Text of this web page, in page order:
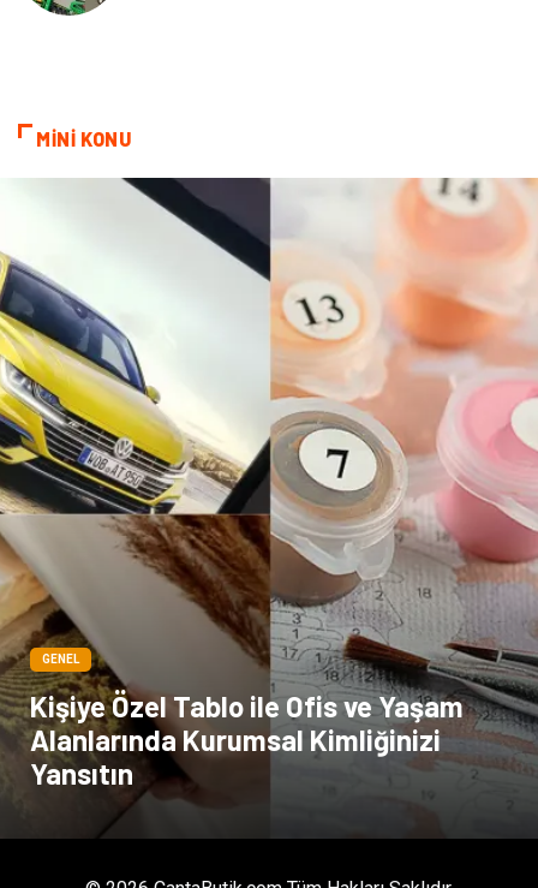
Bebek Giyim Dernekler ve Birlikler
çiçek İnternet
Tarım & Hayvancılık Endüstriyel Ürünler
MİNİ KONU
GENEL
Kişiye Özel Tablo ile Ofis ve Yaşam
Alanlarında Kurumsal Kimliğinizi
Yansıtın